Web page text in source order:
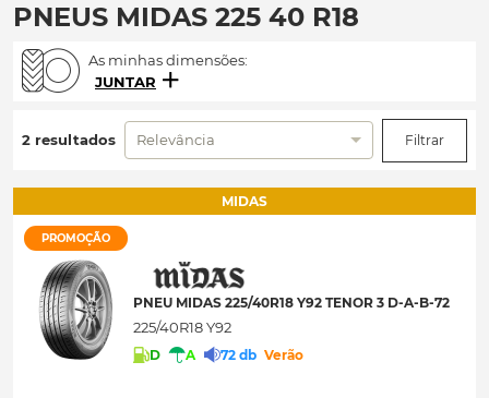
PNEUS MIDAS 225 40 R18
As minhas dimensões:
JUNTAR
2 resultados Relevância Filtrar
MIDAS
PROMOÇÃO
PNEU MIDAS 225/40R18 Y92 TENOR 3 D-A-B-72
225/40R18 Y92
D A 72 db Verão